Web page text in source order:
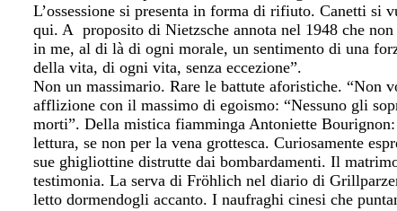
L’ossessione si presenta in forma di rifiuto. Canetti si
qui. A
proposito di Nietzsche annota nel 1948 che
in me, al di là di ogni morale, un sentimento di una
della vita, di ogni vita, senza eccezione”.
Non un massimario. Rare le battute aforistiche. “Non
afflizione con il massimo di egoismo: “Nessuno gli
morti”. Della mistica fiamminga Antoniette
lettura, se non per la vena grottesca. Curiosamente
sue ghigliottine distrutte dai bombardamenti. Il
testimonia. La serva di Fröhlich nel diario di
letto dormendogli accanto. I naufraghi cinesi che